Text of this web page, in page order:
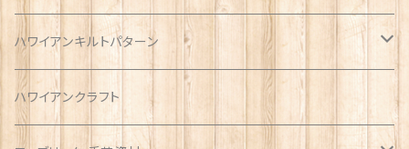
ハワイアンキルトパターン
ウォールサイズ（約1m）
ハワイアンクラフト